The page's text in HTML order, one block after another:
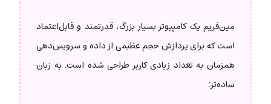
مین‌فریم یک کامپیوتر بسیار بزرگ، قدرتمند و قابل‌اعتماد
است که برای پردازش حجم عظیمی از داده و سرویس‌دهی
همزمان به تعداد زیادی کاربر طراحی شده است. به زبان
ساده‌تر: